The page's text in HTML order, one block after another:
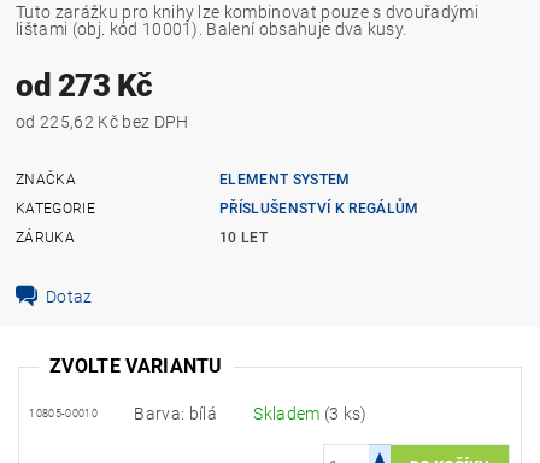
Tuto zarážku pro knihy lze kombinovat pouze s dvouřadými
lištami (obj. kód 10001). Balení obsahuje dva kusy.
od 273 Kč
od 225,62 Kč bez DPH
ZNAČKA
ELEMENT SYSTEM
KATEGORIE
PŘÍSLUŠENSTVÍ K REGÁLŮM
ZÁRUKA
10 LET
Dotaz
ZVOLTE VARIANTU
10805-00010 Barva: bílá Skladem (3 ks)